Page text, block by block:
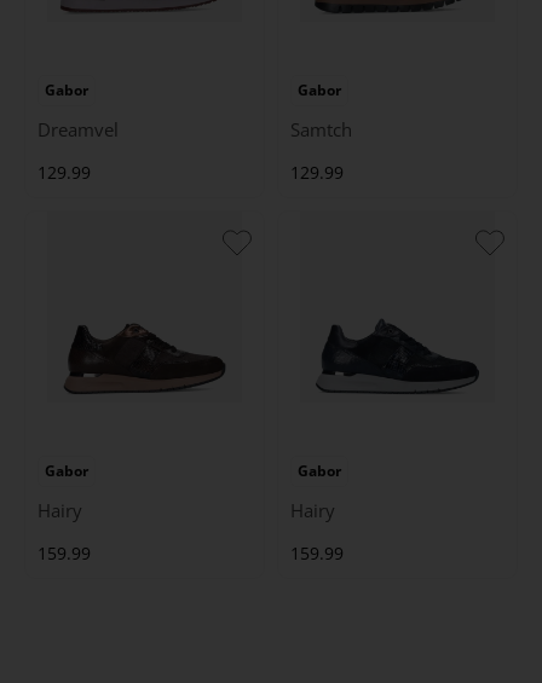
Gabor
Dreamvel
129.99
Gabor
Samtch
129.99
Gabor
Hairy
159.99
Gabor
Hairy
159.99